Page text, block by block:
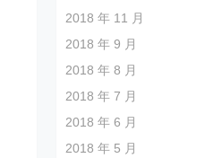
2018 年 11 月
2018 年 9 月
2018 年 8 月
2018 年 7 月
2018 年 6 月
2018 年 5 月